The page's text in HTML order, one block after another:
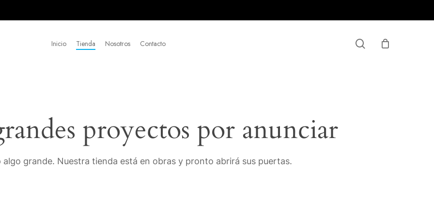
Inicio Tienda Nosotros Contacto search
proyectos por anunciar
algo grande. Nuestra tienda está en obras y pronto abrirá sus puertas.